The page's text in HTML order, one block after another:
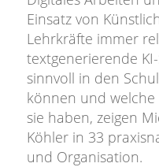
Einsatz von
Lehrkräfte immer
textgenerierende
sinnvoll in den
können und
sie haben, zeigen
Köhler in 33
und Organisation.